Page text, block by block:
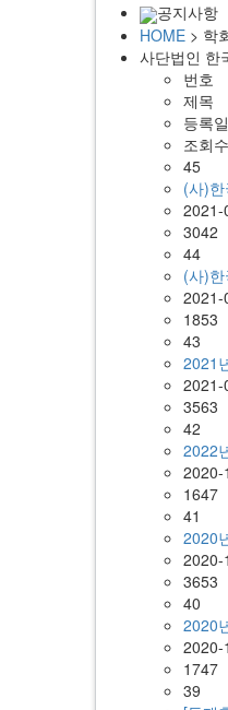
공지사항
HOME > 학
사단법인 한
번호
제목
등록일
조회수
45
(사)
2021-
3042
44
(사)
2021-
1853
43
2021
2021-
3563
42
2022
2020-
1647
41
2020
2020-
3653
40
2020
2020-
1747
39